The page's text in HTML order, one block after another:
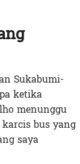
Sukabumi-
ketika
menunggu
bus yang
saya